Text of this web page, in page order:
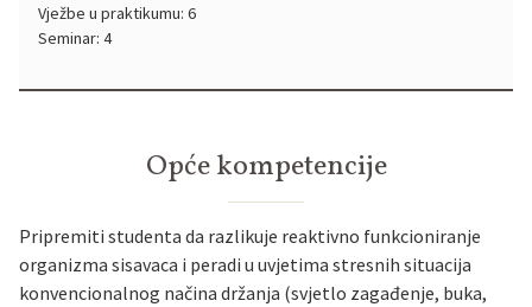
Vježbe u praktikumu: 6
Seminar: 4
Opće kompetencije
Pripremiti studenta da razlikuje reaktivno funkcioniranje
organizma sisavaca i peradi u uvjetima stresnih situacija
konvencionalnog načina držanja (svjetlo zagađenje, buka,